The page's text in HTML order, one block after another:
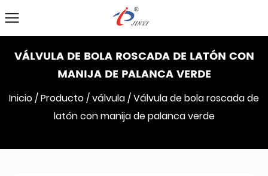
VÁLVULA DE BOLA ROSCADA DE LATÓN CON
MANIJA DE PALANCA VERDE
Inicio/Producto/válvula/Válvula de bola roscada de
latón con manija de palanca verde